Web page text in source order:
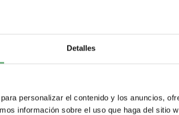
Detalles
personalizar el contenido y los anuncios,
información sobre el uso que haga del sitio
con Philips nº 1 destornilladorCruzado
mm Ø destornilladorRanurado compatible con plano
V AC